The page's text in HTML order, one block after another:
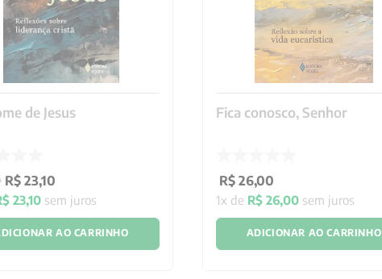
de Jesus
R$ 23,10
23,10 sem juros
AO CARRINHO
Fica conosco, Senhor
R$ 26,00
1x de R$ 26,00sem juros
ADICIONAR AO CARRINHO